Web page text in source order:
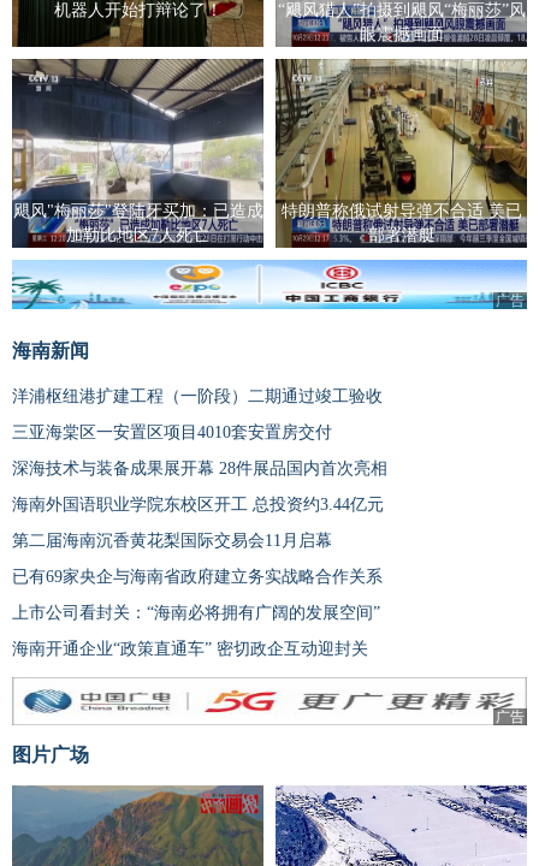
机器人开始打辩论了！
“飓风猎人”拍摄到飓风“梅丽莎”风
眼震撼画面
飓风"梅丽莎"登陆牙买加：已造成
加勒比地区7人死亡
特朗普称俄试射导弹不合适 美已
部署潜艇
广告
海南新闻
洋浦枢纽港扩建工程（一阶段）二期通过竣工验收
三亚海棠区一安置区项目4010套安置房交付
深海技术与装备成果展开幕 28件展品国内首次亮相
海南外国语职业学院东校区开工 总投资约3.44亿元
第二届海南沉香黄花梨国际交易会11月启幕
已有69家央企与海南省政府建立务实战略合作关系
上市公司看封关：“海南必将拥有广阔的发展空间”
海南开通企业“政策直通车” 密切政企互动迎封关
广告
图片广场